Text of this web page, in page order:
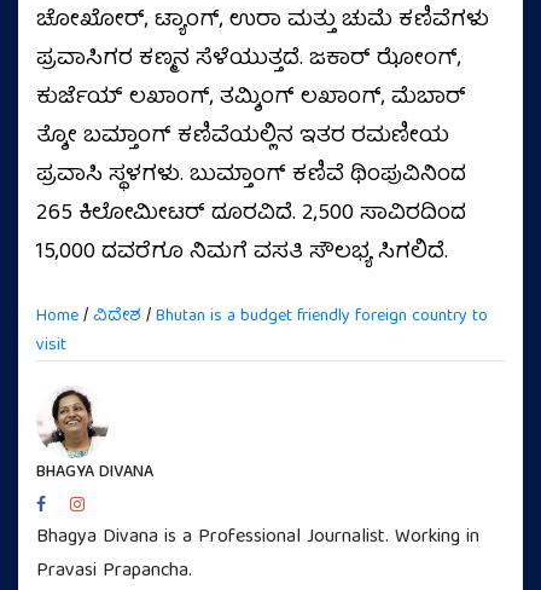
ಚೋಖೋರ್, ಟ್ಯಾಂಗ್, ಉರಾ ಮತ್ತು ಚುಮೆ ಕಣಿವೆಗಳು
ಪ್ರವಾಸಿಗರ ಕಣ್ಮನ ಸೆಳೆಯುತ್ತದೆ. ಜಕಾರ್ ಝೋಂಗ್,
ಕುರ್ಜೆಯ್ ಲಖಾಂಗ್, ತಮ್ಶಿಂಗ್ ಲಖಾಂಗ್, ಮೆಬಾರ್
ತ್ಶೋ ಬಮ್ತಾಂಗ್ ಕಣಿವೆಯಲ್ಲಿನ ಇತರ ರಮಣೀಯ
ಪ್ರವಾಸಿ ಸ್ಥಳಗಳು. ಬುಮ್ತಾಂಗ್ ಕಣಿವೆ ಥಿಂಪುವಿನಿಂದ
265 ಕಿಲೋಮೀಟರ್ ದೂರವಿದೆ. 2,500 ಸಾವಿರದಿಂದ
15,000 ದವರೆಗೂ ನಿಮಗೆ ವಸತಿ ಸೌಲಭ್ಯ ಸಿಗಲಿದೆ.
Home/ ವಿದೇಶ /Bhutan is a budget friendly foreign country to
visit
BHAGYA DIVANA
Bhagya Divana is a Professional Journalist. Working in
Pravasi Prapancha.